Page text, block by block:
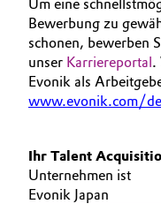
Um eine
Bewerbung zu
schonen, bewerben
unser Karriereportal.
Evonik als
www.evonik.com/
Ihr Talent
Unternehmen ist
Evonik Japan